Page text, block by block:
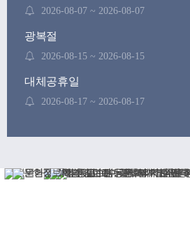
2026-08-07 ~ 2026-08-07
광복절
2026-08-15 ~ 2026-08-15
대체공휴일
2026-08-17 ~ 2026-08-17